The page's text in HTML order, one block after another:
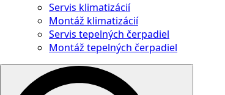
Servis klimatizácií
Montáž klimatizácií
Servis tepelných čerpadiel
Montáž tepelných čerpadiel